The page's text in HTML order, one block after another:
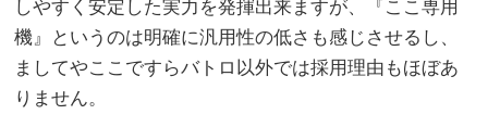
しやすく安定した実力を発揮出来ますが、『ここ専用
機』というのは明確に汎用性の低さも感じさせるし、
ましてやここですらバトロ以外では採用理由もほぼあ
りません。